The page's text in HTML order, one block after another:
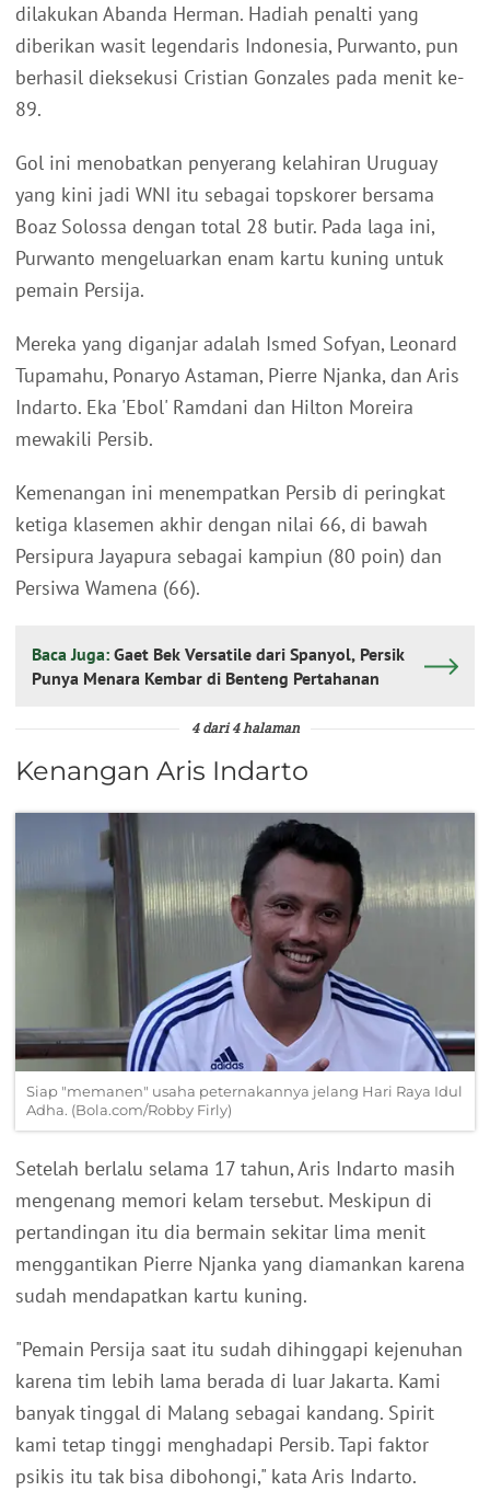
dilakukan Abanda Herman. Hadiah penalti yang
diberikan wasit legendaris Indonesia, Purwanto, pun
berhasil dieksekusi Cristian Gonzales pada menit ke-
89.
Gol ini menobatkan penyerang kelahiran Uruguay
yang kini jadi WNI itu sebagai topskorer bersama
Boaz Solossa dengan total 28 butir. Pada laga ini,
Purwanto mengeluarkan enam kartu kuning untuk
pemain Persija.
Mereka yang diganjar adalah Ismed Sofyan, Leonard
Tupamahu, Ponaryo Astaman, Pierre Njanka, dan Aris
Indarto. Eka 'Ebol' Ramdani dan Hilton Moreira
mewakili Persib.
Kemenangan ini menempatkan Persib di peringkat
ketiga klasemen akhir dengan nilai 66, di bawah
Persipura Jayapura sebagai kampiun (80 poin) dan
Persiwa Wamena (66).
Baca Juga: Gaet Bek Versatile dari Spanyol, Persik
Punya Menara Kembar di Benteng Pertahanan
4 dari 4 halaman
Kenangan Aris Indarto
Siap "memanen" usaha peternakannya jelang Hari Raya Idul
Adha. (Bola.com/Robby Firly)
Setelah berlalu selama 17 tahun, Aris Indarto masih
mengenang memori kelam tersebut. Meskipun di
pertandingan itu dia bermain sekitar lima menit
menggantikan Pierre Njanka yang diamankan karena
sudah mendapatkan kartu kuning.
"Pemain Persija saat itu sudah dihinggapi kejenuhan
karena tim lebih lama berada di luar Jakarta. Kami
banyak tinggal di Malang sebagai kandang. Spirit
kami tetap tinggi menghadapi Persib. Tapi faktor
psikis itu tak bisa dibohongi," kata Aris Indarto.